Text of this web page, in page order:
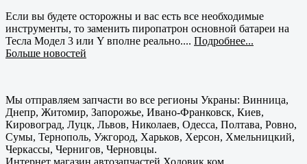
Если вы будете осторожны и вас есть все необходимые
инструменты, то заменить пиропатрон основной батареи на
Тесла Модел 3 или Y вполне реально.... Подробнее...
Больше новостей
Мы отправляем запчасти во все регионы Украны: Винница,
Днепр, Житомир, Запорожье, Ивано-Франковск, Киев,
Кировоград, Луцк, Львов, Николаев, Одесса, Полтава, Ровно,
Сумы, Тернополь, Ужгород, Харьков, Херсон, Хмельницкий,
Черкассы, Чернигов, Черновцы.